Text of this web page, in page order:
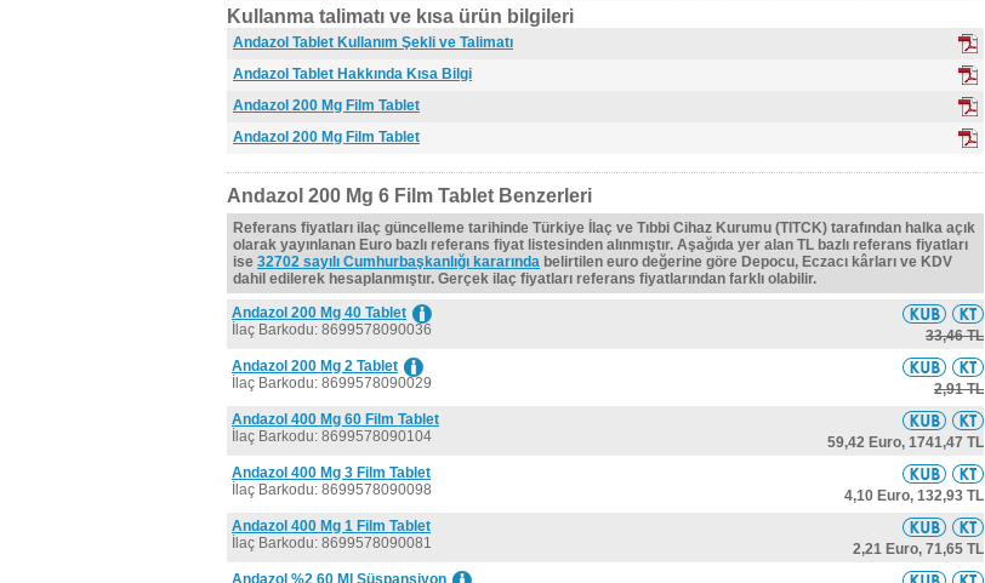
Kullanma talimatı ve kısa ürün bilgileri
Andazol Tablet Kullanım Şekli ve Talimatı
Andazol Tablet Hakkında Kısa Bilgi
Andazol 200 Mg Film Tablet
Andazol 200 Mg Film Tablet
Andazol 200 Mg 6 Film Tablet Benzerleri
Referans fiyatları ilaç güncelleme tarihinde Türkiye İlaç ve Tıbbi Cihaz Kurumu (TITCK) tarafından halka açık
olarak yayınlanan Euro bazlı referans fiyat listesinden alınmıştır. Aşağıda yer alan TL bazlı referans fiyatları
ise 32702 sayılı Cumhurbaşkanlığı kararında belirtilen euro değerine göre Depocu, Eczacı kârları ve KDV
dahil edilerek hesaplanmıştır. Gerçek ilaç fiyatları referans fiyatlarından farklı olabilir.
Andazol 200 Mg 40 Tablet
İlaç Barkodu: 8699578090036
33,46 TL
Andazol 200 Mg 2 Tablet
İlaç Barkodu: 8699578090029
2,91 TL
Andazol 400 Mg 60 Film Tablet
İlaç Barkodu: 8699578090104
59,42 Euro, 1741,47 TL
Andazol 400 Mg 3 Film Tablet
İlaç Barkodu: 8699578090098
4,10 Euro, 132,93 TL
Andazol 400 Mg 1 Film Tablet
İlaç Barkodu: 8699578090081
2,21 Euro, 71,65 TL
Andazol %2 60 Ml Süspansiyon